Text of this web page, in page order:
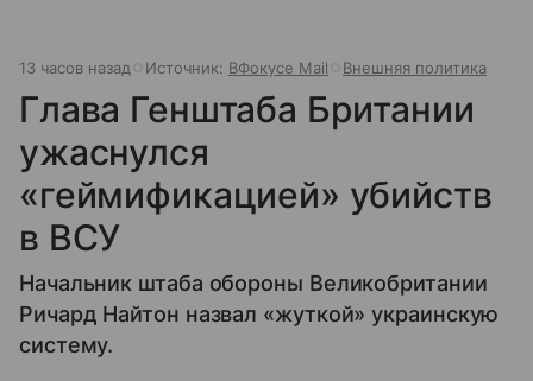
13 часов назад Источник: ВФокусе Mail Внешняя политика
Глава Генштаба Британии
ужаснулся
«геймификацией» убийств
в ВСУ
Начальник штаба обороны Великобритании
Ричард Найтон назвал «жуткой» украинскую
систему.